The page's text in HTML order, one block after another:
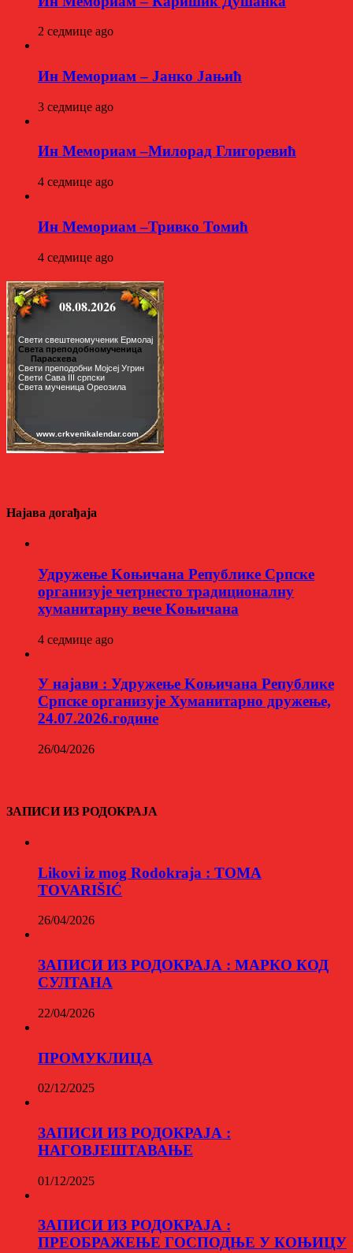
2 седмице ago
Ин Мемориам – Јанко Јањић
3 седмице ago
Ин Мемориам –Милорад Глигоревић
4 седмице ago
Ин Мемориам –Тривко Томић
4 седмице ago
Најава догађаја
Удружење Kоњичана Републике Српске
организује четрнесто традиционалну
хуманитарну вече Kоњичана
4 седмице ago
У најави : Удружење Kоњичана Републике
Српске организује Хуманитарно дружење,
24.07.2026.године
26/04/2026
ЗАПИСИ ИЗ РОДОКРАЈА
Likovi iz mog Rodokraja : TOMA
TOVARIŠIĆ
26/04/2026
ЗАПИСИ ИЗ РОДОКРАЈА : МАРКО КОД
СУЛТАНА
22/04/2026
ПРОМУКЛИЦА
02/12/2025
ЗАПИСИ ИЗ РОДОКРАЈА :
НАГОВЈЕШТАВАЊЕ
01/12/2025
ЗАПИСИ ИЗ РОДОКРАЈА :
ПРЕОБРАЖЕЊЕ ГОСПОДЊЕ У КОЊИЦУ